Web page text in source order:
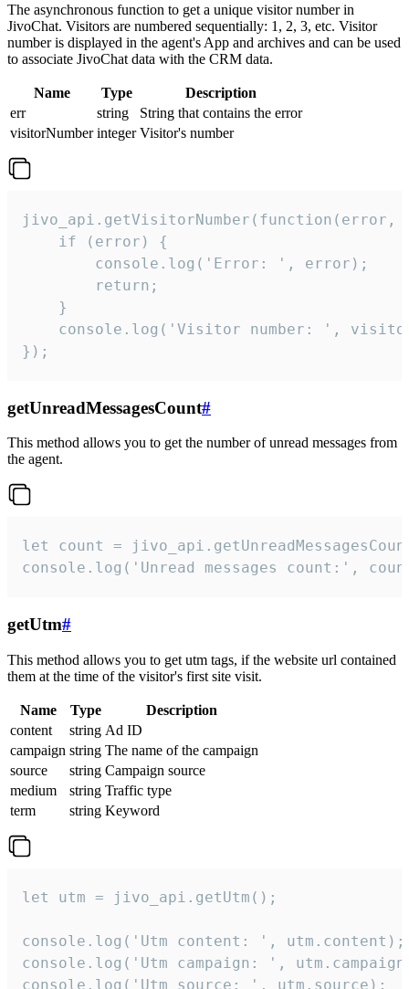
The asynchronous function to get a unique visitor number in
JivoChat. Visitors are numbered sequentially: 1, 2, 3, etc. Visitor
number is displayed in the agent's App and archives and can be used
to associate JivoChat data with the CRM data.
Name Type
Description
err
string
String that contains the error
visitorNumber integer Visitor's number
jivo_api.getVisitorNumber(function(error,
    if (error) {
        console.log('Error: ', error);
        return;
    }
console.log('Visitor number: ',
});
getUnreadMessagesCount#
This method allows you to get the number of unread messages from
the agent.
let count =
console.log('Unread messages count:',
getUtm#
This method allows you to get utm tags, if the website url contained
them at the time of the visitor's first site visit.
Name Type
Description
content
string Ad ID
campaign string The name of the campaign
source
string Campaign source
medium
string Traffic type
term
string Keyword
let utm = jivo_api.getUtm();
console.log('Utm content: ', utm.content);
console.log('Utm campaign: ',
console.log('Utm source: ', utm.source);